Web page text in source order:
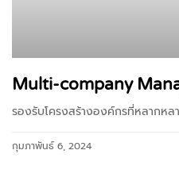
Multi-company
รองรับโครงสร้างองค์กรที่หลากหล
กุมภาพันธ์ 6, 2024